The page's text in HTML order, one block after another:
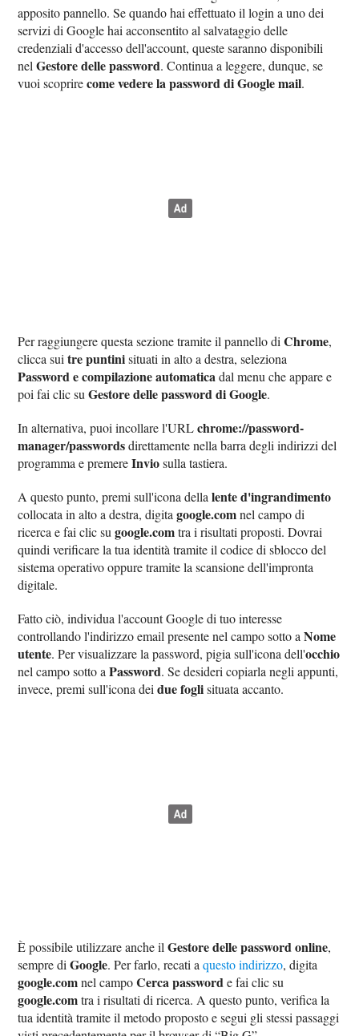
apposito pannello. Se quando hai effettuato il login a uno dei
servizi di Google hai acconsentito al salvataggio delle
credenziali d'accesso dell'account, queste saranno disponibili
nelGestore delle password. Continua a leggere, dunque, se
vuoi scoprirecome vedere la password di Google mail.
Per raggiungere questa sezione tramite il pannello diChrome,
clicca suitre puntinisituati in alto a destra, seleziona
Password e compilazione automaticadal menu che appare e
poi fai clic suGestore delle password di Google.
In alternativa, puoi incollare l'URLchrome://password-
manager/passwordsdirettamente nella barra degli indirizzi del
programma e premereInviosulla tastiera.
A questo punto, premi sull'icona dellalente d'ingrandimento
collocata in alto a destra, digitagoogle.comnel campo di
ricerca e fai clic sugoogle.comtra i risultati proposti. Dovrai
quindi verificare la tua identità tramite il codice di sblocco del
sistema operativo oppure tramite la scansione dell'impronta
digitale.
Fatto ciò, individua l'account Google di tuo interesse
controllando l'indirizzo email presente nel campo sotto aNome
utente. Per visualizzare la password, pigia sull'icona dell'occhio
nel campo sotto aPassword. Se desideri copiarla negli appunti,
invece, premi sull'icona deidue foglisituata accanto.
È possibile utilizzare anche ilGestore delle password online,
sempre diGoogle. Per farlo, recati aquesto indirizzo, digita
google.comnel campoCerca passworde fai clic su
google.comtra i risultati di ricerca. A questo punto, verifica la
tua identità tramite il metodo proposto e segui gli stessi passaggi